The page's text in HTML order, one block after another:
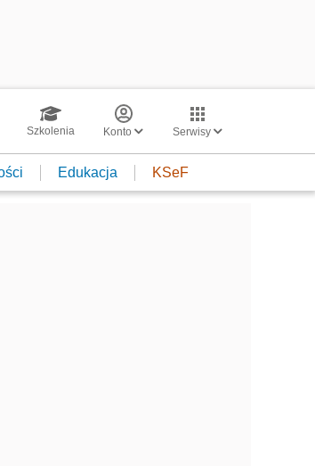
Szkolenia Konto Serwisy
Edukacja KSeF